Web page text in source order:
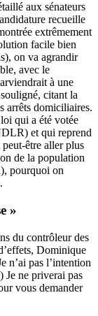
aux sénateurs
recueille
extrêmement
facile bien
on va agrandir
avec le
à une
citant la
arrêts domiciliaires.
qui a été votée
et qui reprend
être aller plus
de la population
pourquoi on
»
du contrôleur des
Dominique
n’ai pas l’intention
ne priverai pas
vous demander